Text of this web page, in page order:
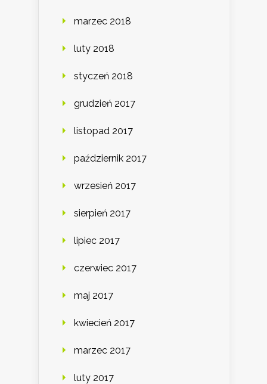
marzec 2018
luty 2018
styczeń 2018
grudzień 2017
listopad 2017
październik 2017
wrzesień 2017
sierpień 2017
lipiec 2017
czerwiec 2017
maj 2017
kwiecień 2017
marzec 2017
luty 2017